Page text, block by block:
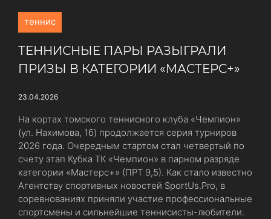
теннис
ТЕННИСНЫЕ ПАРЫ РАЗЫГРАЛИ
ПРИЗЫ В КАТЕГОРИИ «МАСТЕРС+»
23.04.2026
На кортах томского теннисного клуба «Чемпион»
(ул. Нахимова, 1б) продолжается серия турниров
2026 года. Очередным стартом стал четвертый по
счету этап Кубка ТК «Чемпион» в парном разряде
категории «Мастерс+» (ПРТ 9,5). Как стало известно
Агентству спортивных новостей SportUs.Pro, в
соревнованиях приняли участие профессиональные
спортсмены и сильнейшие теннисисты-любители.